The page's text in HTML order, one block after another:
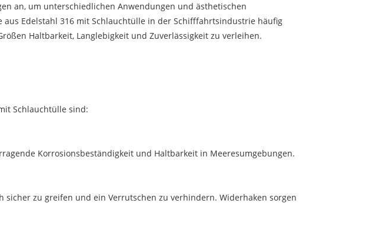
an, um unterschiedlichen Anwendungen und ästhetischen
Edelstahl 316 mit Schlauchtülle in der Schifffahrtsindustrie häufig
Haltbarkeit, Langlebigkeit und Zuverlässigkeit zu verleihen.
Schlauchtülle sind:
Korrosionsbeständigkeit und Haltbarkeit in Meeresumgebungen.
zu greifen und ein Verrutschen zu verhindern. Widerhaken sorgen